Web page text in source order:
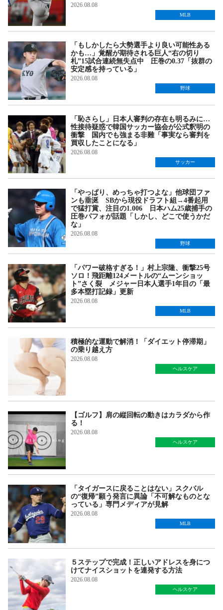
2026.08.08
MLB
「もしかしたら大勢選手より良い可能性ある
かも…」覚醒が期待される巨人“右の切り
札”15試合連続無失点中 圧巻の0.37「抜群の
安定感を持っている」
2026.08.08
野球
「恥さらし」日本人審判の存在も明るみに…
性接待疑惑で韓国サッカー協会が公式釈明の
衝撃 国内でも強まる非難「事実なら審判を
買収したことになる」
2026.08.08
サッカー
「やっぱり、めっちゃ打つよな」他球団ファ
ンも垂涎 SBから現役ドラフト組→4番起用
で猛打賞、注目の1.006 日本ハム25歳捕手の
圧巻パフォが話題「しかし、どこで使うかだ
な」
2026.08.08
野球
「パワー破格すぎる！」村上宗隆、衝撃25号
ソロ！飛距離124メートルの“ムーンショッ
ト”さく裂 メジャー日本人選手1年目の「最
多本塁打記録」更新
2026.08.08
MLB
積極的な運動で解消！「ダイエット停滞期」
の乗り越え方
2026.08.08
ヘルスケア
【ゴルフ】肩の縦回転の動きはカラダから作
る！
2026.08.08
ヘルスケア
「タイガースに戻ることはない」スクバル
の“復帰”願う発言に異論「不可解なものとな
っている」専門メディアが見解
2026.08.08
MLB
５ステップで完成！正しいアドレスを身につ
けてナイスショットを連発する方法
2026.08.08
ヘルスケア